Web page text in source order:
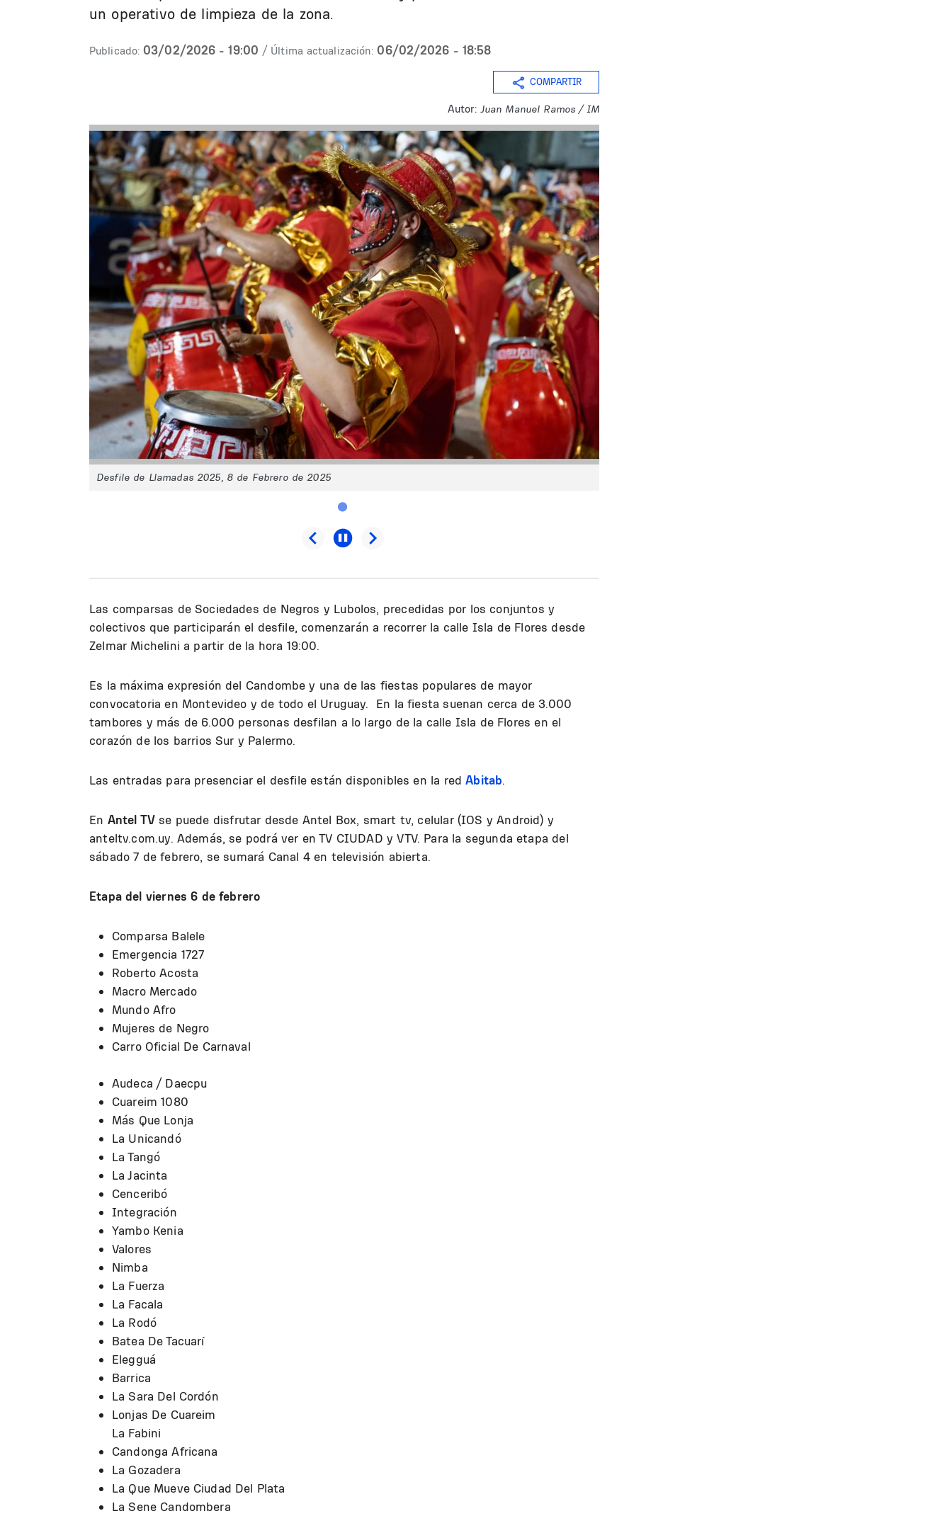
un operativo de limpieza de la zona.
Publicado: 03/02/2026 - 19:00 / Última actualización: 06/02/2026 - 18:58
COMPARTIR
Autor: Juan Manuel Ramos / IM
Desfile de Llamadas 2025, 8 de Febrero de 2025
Las comparsas de Sociedades de Negros y Lubolos, precedidas por los conjuntos y
colectivos que participarán el desfile, comenzarán a recorrer la calle Isla de Flores desde
Zelmar Michelini a partir de la hora 19:00.
Es la máxima expresión del Candombe y una de las fiestas populares de mayor
convocatoria en Montevideo y de todo el Uruguay. En la fiesta suenan cerca de 3.000
tambores y más de 6.000 personas desfilan a lo largo de la calle Isla de Flores en el
corazón de los barrios Sur y Palermo.
Las entradas para presenciar el desfile están disponibles en la redAbitab.
En Antel TV se puede disfrutar desde Antel Box, smart tv, celular (IOS y Android) y
anteltv.com.uy. Además, se podrá ver en TV CIUDAD y VTV. Para la segunda etapa del
sábado 7 de febrero, se sumará Canal 4 en televisión abierta.
Etapa del viernes 6 de febrero
Comparsa Balele
Emergencia 1727
Roberto Acosta
Macro Mercado
Mundo Afro
Mujeres de Negro
Carro Oficial De Carnaval
Audeca / Daecpu
Cuareim 1080
Más Que Lonja
La Unicandó
La Tangó
La Jacinta
Cenceribó
Integración
Yambo Kenia
Valores
Nimba
La Fuerza
La Facala
La Rodó
Batea De Tacuarí
Elegguá
Barrica
La Sara Del Cordón
Lonjas De Cuareim
La Fabini
Candonga Africana
La Gozadera
La Que Mueve Ciudad Del Plata
La Sene Candombera